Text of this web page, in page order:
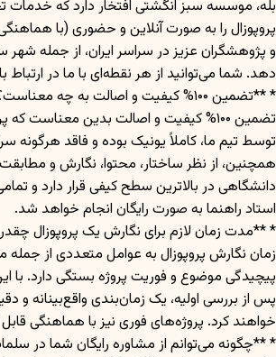
بله، موسسه سبز انگشتی افتخار دارد که
پروپوزال را به صورت آنلاین و حضوری (با
و پژوهشگران عزیز در سراسر ایران، از جمله شهر
دهد. شما می‌توانید از هر نقطه‌ای با ما در ارتباط
* **تضمین ۱۰۰% کیفیت و اصالت به چه معناست؟**
تضمین ۱۰۰% کیفیت و اصالت بدین معناست
توسط تیم ما، کاملاً یونیک بوده و فاقد هرگونه
همچنین، از نظر ساختار، محتوا، نگارش و مطابقت
دانشگاهی در بالاترین سطح کیفی قرار دارد و
استاد راهنما به صورت رایگان انجام خواهد شد.
* **مدت زمان لازم برای نگارش یک پروپوزال
زمان نگارش پروپوزال به عوامل متعددی از
پیچیدگی موضوع و فوریت پروژه بستگی دارد. با
پس از بررسی اولیه، یک زمان‌بندی واقع‌بینانه و
خواهند کرد. پروژه‌های فوری نیز با هماهنگی
* **چگونه می‌توانم از مشاوره رایگان شما در